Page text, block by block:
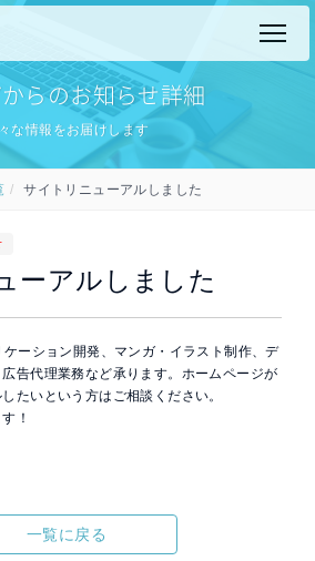
らのお知らせ詳細
な情報をお届けします
サイトリニューアルしました
ーアルしました
ーション開発、マンガ・イラスト制作、デ
告代理業務など承ります。ホームページが
たいという方はご相談ください。
！
一覧に戻る